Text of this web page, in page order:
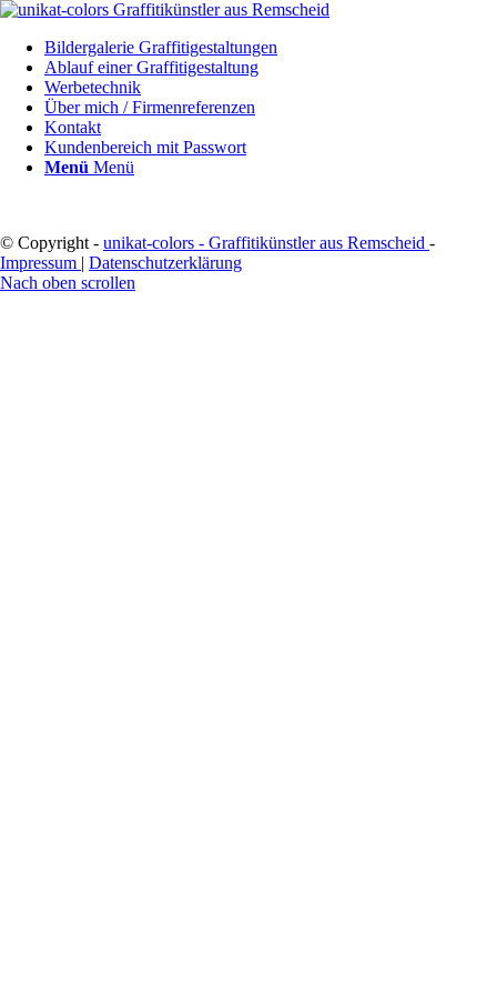
Bildergalerie Graffitigestaltungen
Ablauf einer Graffitigestaltung
Werbetechnik
Über mich / Firmenreferenzen
Kontakt
Kundenbereich mit Passwort
Menü Menü
© Copyright - unikat-colors - Graffitikünstler aus Remscheid -
Impressum | Datenschutzerklärung
Nach oben scrollen